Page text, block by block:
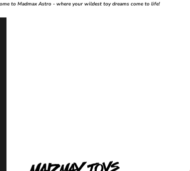
to Madmax Astro - where your wildest toy dreams come to life!